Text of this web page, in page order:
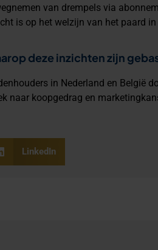
van drempels via
is op het welzijn van het paard
deze inzichten zijn
in Nederland en België
naar koopgedrag en
LinkedIn